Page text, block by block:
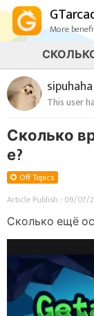
More
sipuhaha
This user
Сколько
е?
Off Topics
Article Publish : 09/07/
Сколько ещё